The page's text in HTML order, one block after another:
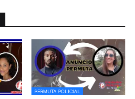
PERMUTA POLICIAL